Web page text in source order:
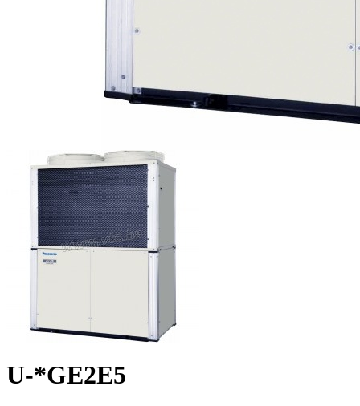
U-*GE2E5